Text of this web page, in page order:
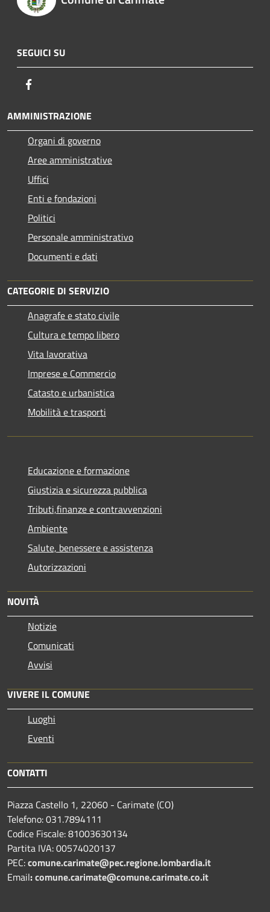
SEGUICI SU
AMMINISTRAZIONE
Organi di governo
Aree amministrative
Uffici
Enti e fondazioni
Politici
Personale amministrativo
Documenti e dati
CATEGORIE DI SERVIZIO
Anagrafe e stato civile
Cultura e tempo libero
Vita lavorativa
Imprese e Commercio
Catasto e urbanistica
Mobilità e trasporti
Educazione e formazione
Giustizia e sicurezza pubblica
Tributi,finanze e contravvenzioni
Ambiente
Salute, benessere e assistenza
Autorizzazioni
NOVITÀ
Notizie
Comunicati
Avvisi
VIVERE IL COMUNE
Luoghi
Eventi
CONTATTI
Piazza Castello 1, 22060 - Carimate (CO)
Telefono: 031.7894111
Codice Fiscale: 81003630134
Partita IVA: 00574020137
PEC:comune.carimate@pec.regione.lombardia.it
Email:comune.carimate@comune.carimate.co.it